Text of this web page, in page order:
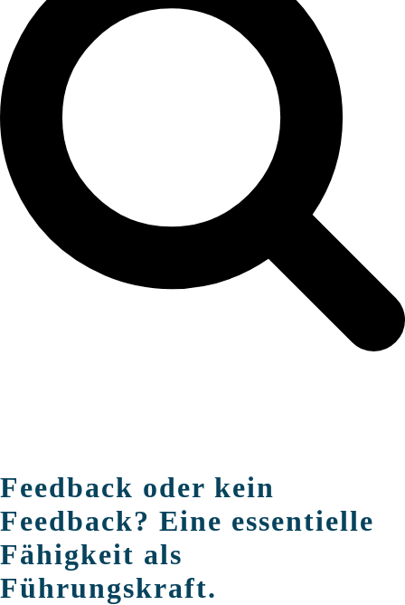
Feedback oder kein
Feedback? Eine essentielle
Fähigkeit als
Führungskraft.